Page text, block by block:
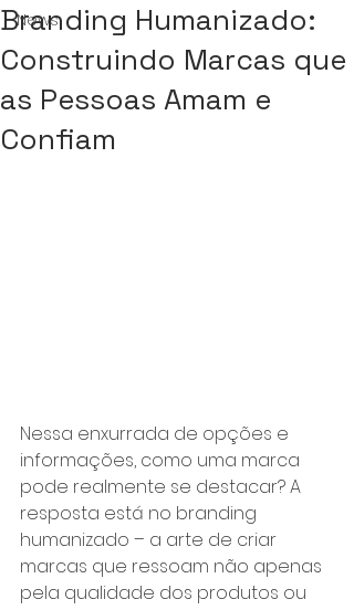
News
Branding Humanizado:
Construindo Marcas que
as Pessoas Amam e
Confiam
Nessa enxurrada de opções e
informações, como uma marca
pode realmente se destacar? A
resposta está no branding
humanizado – a arte de criar
marcas que ressoam não apenas
pela qualidade dos produtos ou